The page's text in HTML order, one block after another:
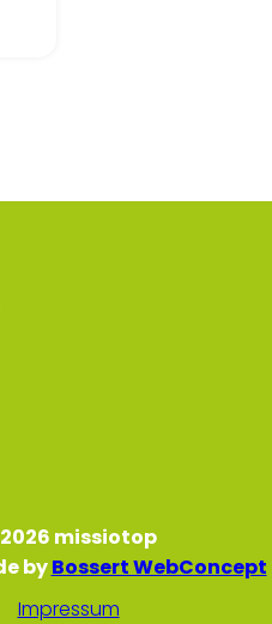
missiotop
byBossert WebConcept
Impressum